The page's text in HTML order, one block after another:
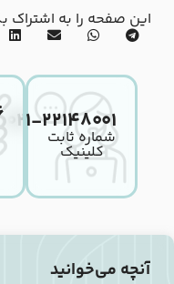
این صفحه را به اشتراک
۰۲۱-۲۲۱۴۸۰۰۱
شماره ثابت
کلینیک
آنچه می‌خوانید